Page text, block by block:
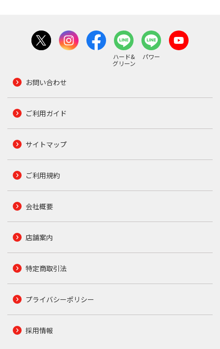
ハード&
グリーン
パワー
お問い合わせ
ご利用ガイド
サイトマップ
ご利用規約
会社概要
店舗案内
特定商取引法
プライバシーポリシー
採用情報